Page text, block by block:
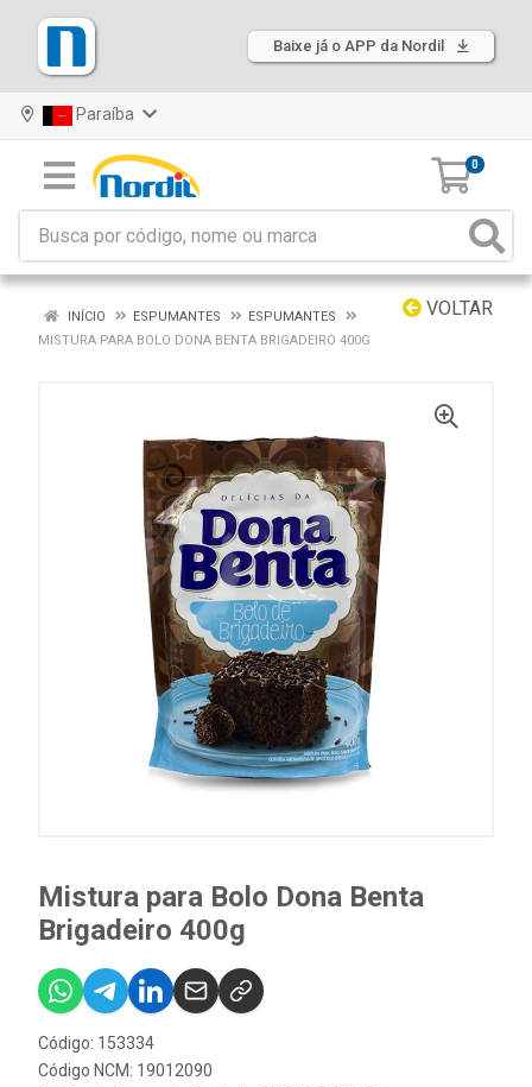
Baixe já o APP da Nordil
Paraíba
0
VOLTAR
INÍCIO ESPUMANTES
ESPUMANTES
MISTURA PARA BOLO DONA BENTA BRIGADEIRO 400G
Mistura para Bolo Dona Benta
Brigadeiro 400g
Código: 153334
Código NCM: 19012090